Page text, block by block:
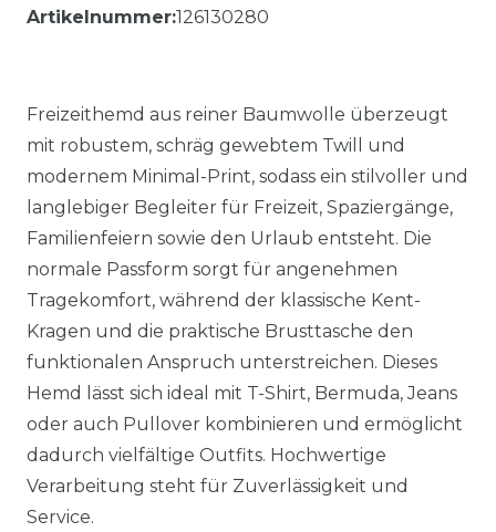
Artikelnummer:126130280
Freizeithemd aus reiner Baumwolle überzeugt
mit robustem, schräg gewebtem Twill und
modernem Minimal-Print, sodass ein stilvoller und
langlebiger Begleiter für Freizeit, Spaziergänge,
Familienfeiern sowie den Urlaub entsteht. Die
normale Passform sorgt für angenehmen
Tragekomfort, während der klassische Kent-
Kragen und die praktische Brusttasche den
funktionalen Anspruch unterstreichen. Dieses
Hemd lässt sich ideal mit T-Shirt, Bermuda, Jeans
oder auch Pullover kombinieren und ermöglicht
dadurch vielfältige Outfits. Hochwertige
Verarbeitung steht für Zuverlässigkeit und
Service.